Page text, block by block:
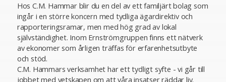
Hos C.M. Hammar blir du en del av ett familjärt bolag som
ingår i en större koncern med tydliga ägardirektiv och
rapporteringsramar, men med hög grad av lokal
självständighet. Inom Ernströmgruppen finns ett nätverk
av ekonomer som årligen träffas för erfarenhetsutbyte
och stöd.
C.M. Hammars verksamhet har ett tydligt syfte - vi går till
jobbet med vetskapen om att våra insatser räddar liv.